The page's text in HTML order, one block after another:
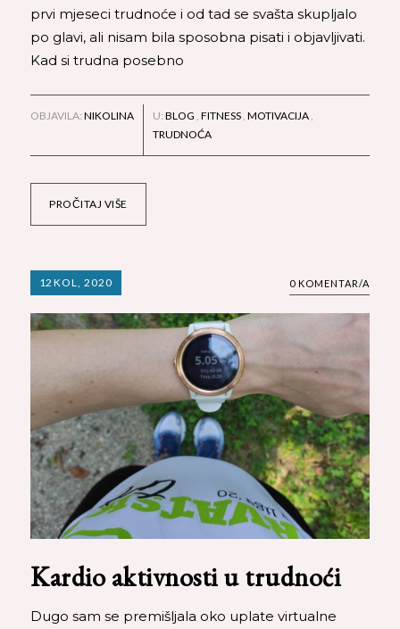
prvi mjeseci trudnoće i od tad se svašta skupljalo
po glavi, ali nisam bila sposobna pisati i objavljivati.
Kad si trudna posebno
PROČITAJ VIŠE
OBJAVILA: NIKOLINA U: BLOG FITNESS MOTIVACIJA
TRUDNOĆA
12 KOL, 2020 0 KOMENTAR/A
Kardio aktivnosti u trudnoći
Dugo sam se premišljala oko uplate virtualne